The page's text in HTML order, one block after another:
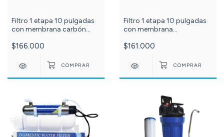
Filtro 1 etapa 10 pulgadas
con membrana carbón
87-24
$166.000
Filtro 1 etapa 10 pulgadas
con membrana
-101-73-87-22-
$161.000